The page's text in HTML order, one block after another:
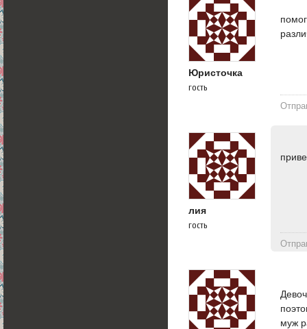
Юристочка
гость
лия
гость
муж